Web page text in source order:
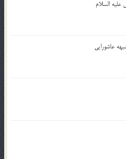
السلام
عاشورایی